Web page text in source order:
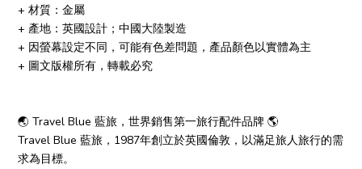
+ 材質：金屬
+ 產地：英國設計；中國大陸製造
+ 因螢幕設定不同，可能有色差問題，產品顏色以實體為主
+ 圖文版權所有，轉載必究
🌏 Travel Blue 藍旅，世界銷售第一旅行配件品牌 🌎
Travel Blue 藍旅，1987年創立於英國倫敦，以滿足旅人旅行的需
求為目標。